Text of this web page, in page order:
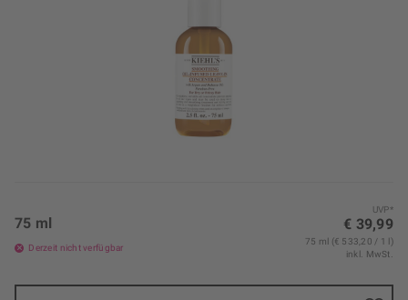
UVP*
€ 39,99
75 ml
Derzeit nicht verfügbar
75 ml (€ 533,20 / 1 l)
inkl. MwSt.